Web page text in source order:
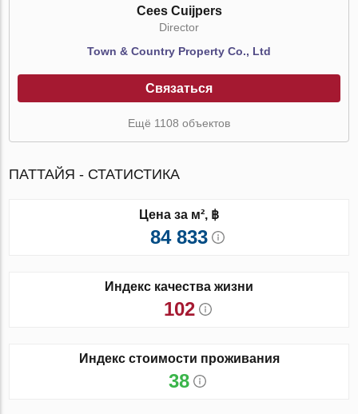
Cees Cuijpers
Director
Town & Country Property Co., Ltd
Связаться
Ещё 1108 объектов
ПАТТАЙЯ - СТАТИСТИКА
Цена за м², ฿
84 833
Индекс качества жизни
102
Индекс стоимости проживания
38